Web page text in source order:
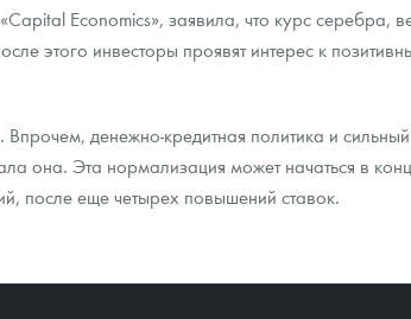
Economics», заявила, что курс серебра,
этого инвесторы проявят интерес к
денежно-кредитная политика и
она. Эта нормализация может начаться в
после еще четырех повышений ставок.